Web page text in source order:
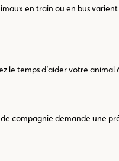
en train ou en bus
le temps d’aider votre
compagnie demande une